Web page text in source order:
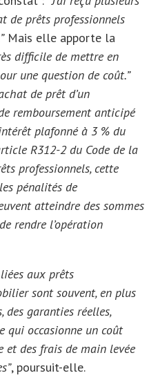
de prêts professionnels
Mais elle apporte la
difficile de mettre en
une question de coût.”
de prêt d’un
remboursement anticipé
plafonné à 3 % du
R312-2 du Code de la
professionnels, cette
pénalités de
atteindre des sommes
rendre l’opération
aux prêts
sont souvent, en plus
des garanties réelles,
qui occasionne un coût
et des frais de main levée
, poursuit-elle.